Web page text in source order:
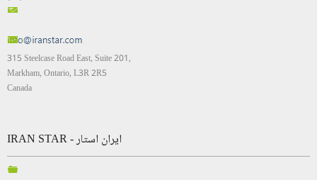
315 Steelcase Road East, Suite 201,
Markham, Ontario, L3R 2R5
Canada
IRAN STAR - ایران استار